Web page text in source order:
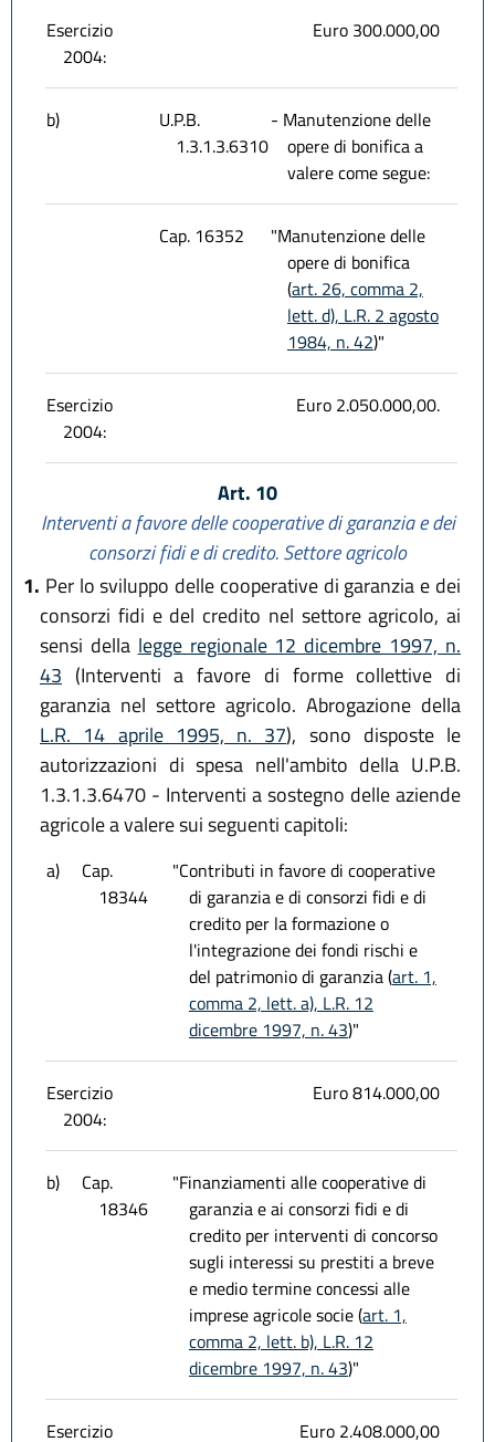
Esercizio
2004:
Euro 300.000,00
b)
U.P.B.
1.3.1.3.6310
- Manutenzione delle
opere di bonifica a
valere come segue:
Cap. 16352
"Manutenzione delle
opere di bonifica
(art. 26, comma 2,
lett. d), L.R. 2 agosto
1984, n. 42)"
Esercizio
2004:
Euro 2.050.000,00.
Art. 10
Interventi a favore delle cooperative di garanzia e dei
consorzi fidi e di credito. Settore agricolo
1. Per lo sviluppo delle cooperative di garanzia e dei
consorzi fidi e del credito nel settore agricolo, ai
sensi della legge regionale 12 dicembre 1997, n.
43 (Interventi a favore di forme collettive di
garanzia nel settore agricolo. Abrogazione della
L.R. 14 aprile 1995, n. 37), sono disposte le
autorizzazioni di spesa nell'ambito della U.P.B.
1.3.1.3.6470 - Interventi a sostegno delle aziende
agricole a valere sui seguenti capitoli:
a)
Cap.
18344
"Contributi in favore di cooperative
di garanzia e di consorzi fidi e di
credito per la formazione o
l'integrazione dei fondi rischi e
del patrimonio di garanzia (art. 1,
comma 2, lett. a), L.R. 12
dicembre 1997, n. 43)"
Esercizio
2004:
Euro 814.000,00
b)
Cap.
18346
"Finanziamenti alle cooperative di
garanzia e ai consorzi fidi e di
credito per interventi di concorso
sugli interessi su prestiti a breve
e medio termine concessi alle
imprese agricole socie (art. 1,
comma 2, lett. b), L.R. 12
dicembre 1997, n. 43)"
Esercizio
Euro 2.408.000,00